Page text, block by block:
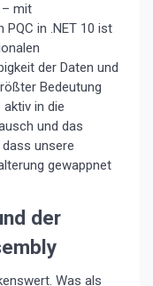
– mit
PQC in .NET 10 ist
der Daten und
Bedeutung
aktiv in die
und das
unsere
gewappnet
der
Was als